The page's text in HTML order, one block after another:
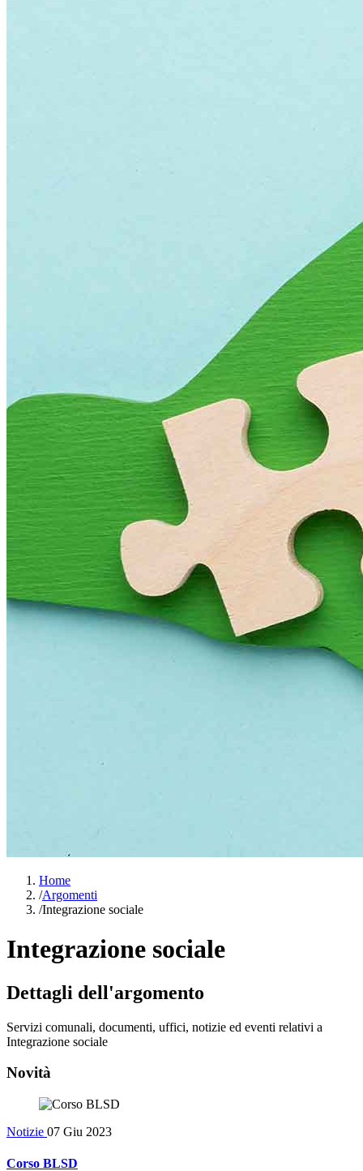
Home
/Argomenti
/Integrazione sociale
Integrazione sociale
Dettagli dell'argomento
Servizi comunali, documenti, uffici, notizie ed eventi relativi a
Integrazione sociale
Novità
Notizie 07 Giu 2023
Corso BLSD